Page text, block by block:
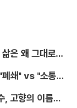
[취재석] 특별법은 생겼는데, 섬 주민의 삶은 왜 그대로인가
울릉군 자유게시판 사실상 운영 중단…"폐쇄" vs "소통창구 지켜야"
[취재석] 지역을 사랑하고 노래하는 가수, 고향의 이름을 남긴다